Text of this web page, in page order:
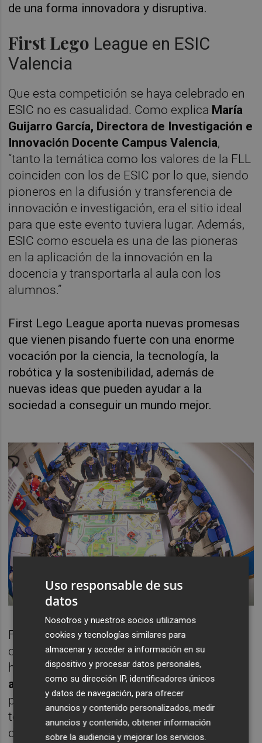
de una forma innovadora y disruptiva.
First Lego League en ESIC
Valencia
Que esta competición se haya celebrado en
ESIC no es casualidad. Como explica María
Guijarro García, Directora de Investigación e
Innovación Docente Campus Valencia,
“tanto la temática como los valores de la FLL
coinciden con los de ESIC por lo que, siendo
pioneros en la difusión y transferencia de
innovación e investigación, era el sitio ideal
para que este evento tuviera lugar. Además,
ESIC como escuela es una de las pioneras
en la aplicación de la innovación en la
docencia y transportarla al aula con los
alumnos.”
First Lego League aporta nuevas promesas
que vienen pisando fuerte con una enorme
vocación por la ciencia, la tecnología, la
robótica y la sostenibilidad, además de
nuevas ideas que pueden ayudar a la
sociedad a conseguir un mundo mejor.
First Lego League tiene como principal
objetivo que esta experiencia sea algo que
haga
crecer la motivación por el
aprendizaje, y que además mejore las
perspectivas y acercamiento a la ciencia y la
tecnología, mediante la resolución de un
desafío estrechamente ligado a la realidad.
Uso responsable de sus
datos
Nosotros y nuestros socios utilizamos
cookies y tecnologías similares para
almacenar y acceder a información en su
dispositivo y procesar datos personales,
como su dirección IP, identificadores únicos
y datos de navegación, para ofrecer
anuncios y contenido personalizados, medir
anuncios y contenido, obtener información
sobre la audiencia y mejorar los servicios.